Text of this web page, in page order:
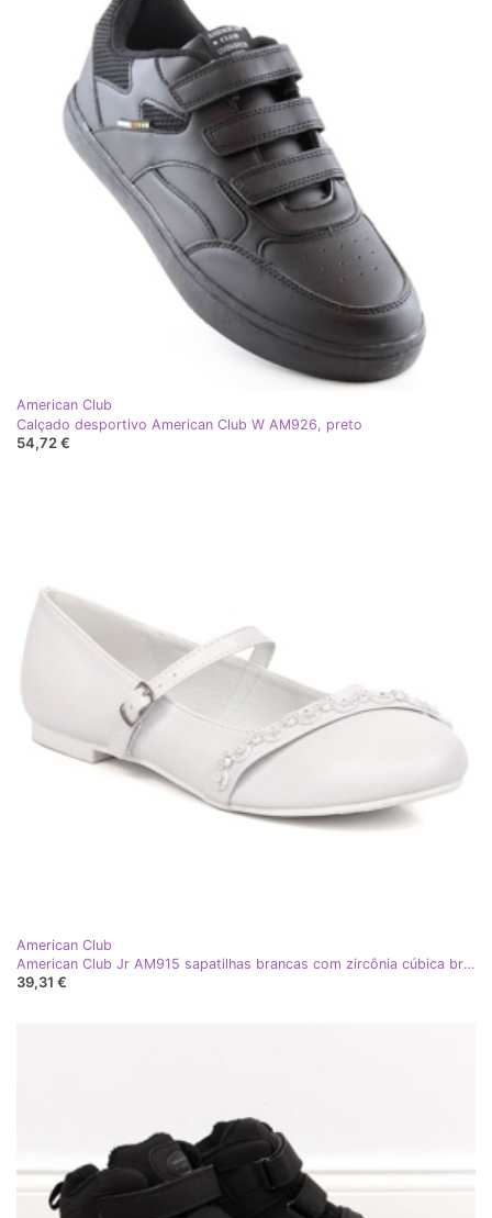
American Club
Calçado desportivo American Club W AM926, preto
54,72 €
American Club
American Club Jr AM915 sapatilhas brancas com zircônia cúbica branco
39,31 €